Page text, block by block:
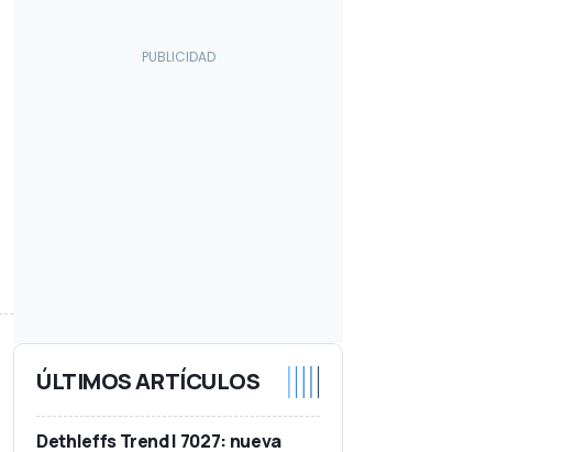
ÚLTIMOS ARTÍCULOS
Dethleffs Trend I 7027: nueva